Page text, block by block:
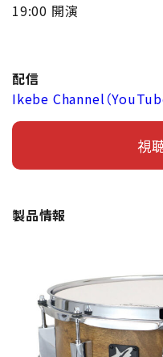
19:00 開演
配信
Ikebe Channel（
視
製品情報